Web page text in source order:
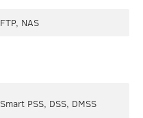
FTP, NAS
Smart PSS, DSS, DMSS